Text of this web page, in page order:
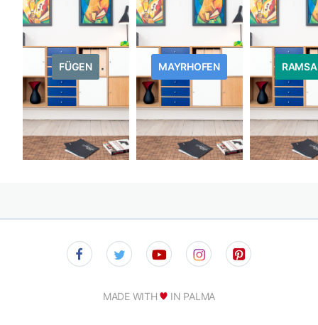
FÜGEN MAYRHOFEN
MADE WITH IN PALMA